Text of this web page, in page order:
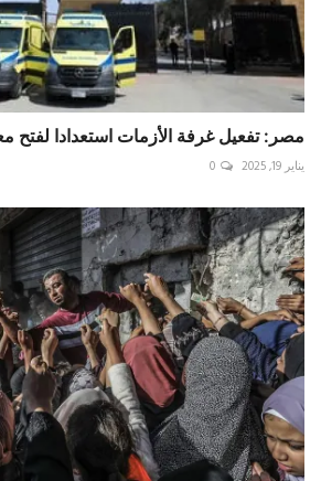
مصر: تفعيل غرفة الأزمات استعدادا لفتح
يناير 19, 2025 0